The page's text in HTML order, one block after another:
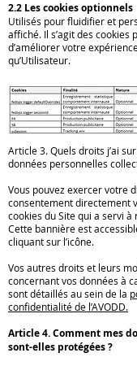
2.2 Les cookies optionnels
Utilisés pour fluidifier et
affiché. Il s’agit des cookies
d’améliorer votre
qu’Utilisateur.
Article 3. Quels droits j’ai
données personnelles
Vous pouvez exercer votre
consentement directement
cookies du Site qui a servi
Cette bannière est
cliquant sur l’icône.
Vos autres droits et leurs
concernant vos données à
sont détaillés au sein de la
confidentialité de l’AVODD.
Article 4. Comment mes
sont-elles protégées ?